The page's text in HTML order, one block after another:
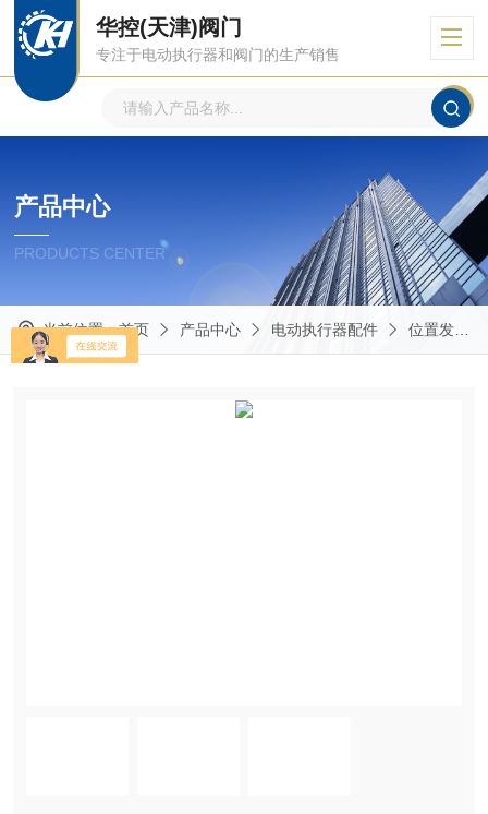
华控(天津)阀门
专注于电动执行器和阀门的生产销售
产品中心
PRODUCTS CENTER
当前位置：首页 产品中心 电动执行器配件 位置发送器